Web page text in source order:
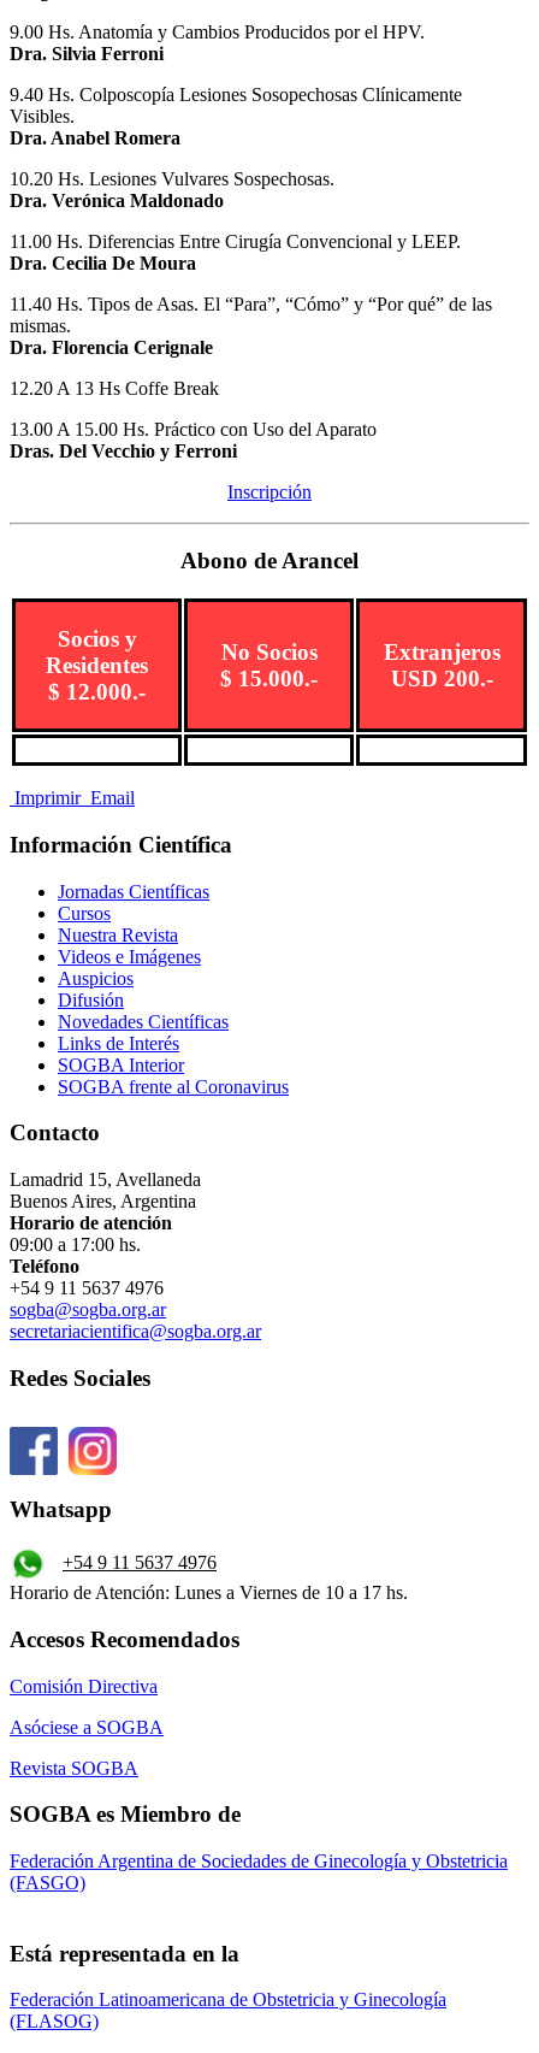
9.00 Hs. Anatomía y Cambios Producidos por el HPV.
Dra. Silvia Ferroni
9.40 Hs. Colposcopía Lesiones Sosopechosas Clínicamente
Visibles.
Dra. Anabel Romera
10.20 Hs. Lesiones Vulvares Sospechosas.
Dra. Verónica Maldonado
11.00 Hs. Diferencias Entre Cirugía Convencional y LEEP.
Dra. Cecilia De Moura
11.40 Hs. Tipos de Asas. El “Para”, “Cómo” y “Por qué” de las
mismas.
Dra. Florencia Cerignale
12.20 A 13 Hs Coffe Break
13.00 A 15.00 Hs. Práctico con Uso del Aparato
Dras. Del Vecchio y Ferroni
Inscripción
Abono de Arancel
Socios y
Residentes
$ 12.000.-
No Socios
$ 15.000.-
Extranjeros
USD 200.-
Imprimir Email
Información Científica
Jornadas Científicas
Cursos
Nuestra Revista
Videos e Imágenes
Auspicios
Difusión
Novedades Científicas
Links de Interés
SOGBA Interior
SOGBA frente al Coronavirus
Contacto
Lamadrid 15, Avellaneda
Buenos Aires, Argentina
Horario de atención
09:00 a 17:00 hs.
Teléfono
+54 9 11 5637 4976
sogba@sogba.org.ar
secretariacientifica@sogba.org.ar
Redes Sociales
Whatsapp
+54 9 11 5637 4976
Horario de Atención: Lunes a Viernes de 10 a 17 hs.
Accesos Recomendados
Comisión Directiva
Asóciese a SOGBA
Revista SOGBA
SOGBA es Miembro de
Federación Argentina de Sociedades de Ginecología y Obstetricia
(FASGO)
Está representada en la
Federación Latinoamericana de Obstetricia y Ginecología
(FLASOG)